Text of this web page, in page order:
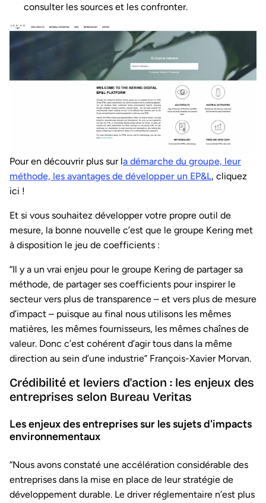
consulter les sources et les confronter.
Pour en découvrir plus sur la démarche du groupe, leur
méthode, les avantages de développer un EP&L, cliquez
ici !
Et si vous souhaitez développer votre propre outil de
mesure, la bonne nouvelle c’est que le groupe Kering met
à disposition le jeu de coefficients :
“Il y a un vrai enjeu pour le groupe Kering de partager sa
méthode, de partager ses coefficients pour inspirer le
secteur vers plus de transparence – et vers plus de mesure
d’impact – puisque au final nous utilisons les mêmes
matières, les mêmes fournisseurs, les mêmes chaînes de
valeur. Donc c’est cohérent d’agir tous dans la même
direction au sein d’une industrie” François-Xavier Morvan.
Crédibilité et leviers d'action : les enjeux des
entreprises selon Bureau Veritas
Les enjeux des entreprises sur les sujets d'impacts
environnementaux
“Nous avons constaté une accélération considérable des
entreprises dans la mise en place de leur stratégie de
développement durable. Le driver réglementaire n’est plus